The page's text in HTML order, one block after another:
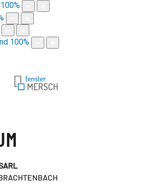
100%
100%